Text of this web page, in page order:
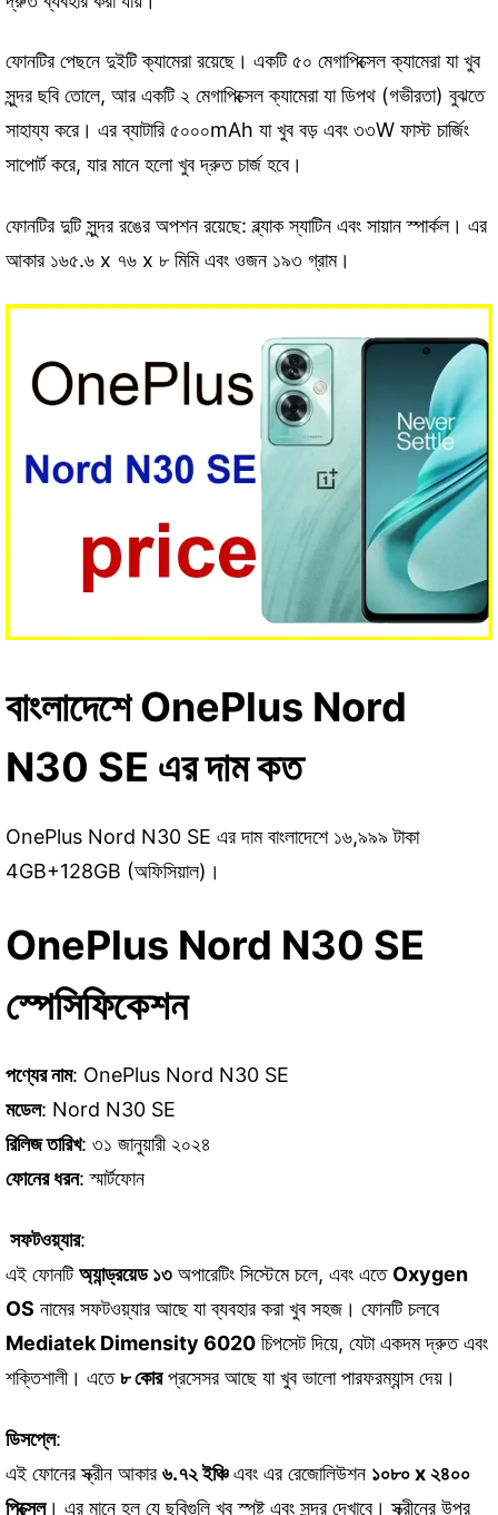
ফোনটির পেছনে দুইটি ক্যামেরা রয়েছে। একটি ৫০ মেগাপিক্সেল ক্যামেরা যা খুব
সুন্দর ছবি তোলে, আর একটি ২ মেগাপিক্সেল ক্যামেরা যা ডিপথ (গভীরতা) বুঝতে
সাহায্য করে। এর ব্যাটারি ৫০০০mAh যা খুব বড় এবং ৩৩W ফাস্ট চার্জিং
সাপোর্ট করে, যার মানে হলো খুব দ্রুত চার্জ হবে।
ফোনটির দুটি সুন্দর রঙের অপশন রয়েছে: ব্ল্যাক স্যাটিন এবং সায়ান স্পার্কল। এর
আকার ১৬৫.৬ x ৭৬ x ৮ মিমি এবং ওজন ১৯৩ গ্রাম।
বাংলাদেশে OnePlus Nord
N30 SE এর দাম কত
OnePlus Nord N30 SE এর দাম বাংলাদেশে ১৬,৯৯৯ টাকা
4GB+128GB (অফিসিয়াল)।
OnePlus Nord N30 SE
স্পেসিফিকেশন
পণ্যের নাম: OnePlus Nord N30 SE
মডেল: Nord N30 SE
রিলিজ তারিখ: ৩১ জানুয়ারী ২০২৪
ফোনের ধরন: স্মার্টফোন
সফটওয়্যার:
এই ফোনটিঅ্যান্ড্রয়েড ১৩ অপারেটিং সিস্টেমে চলে, এবং এতে Oxygen
OS নামের সফটওয়্যার আছে যা ব্যবহার করা খুব সহজ। ফোনটি চলবে
Mediatek Dimensity 6020 চিপসেট দিয়ে, যেটা একদম দ্রুত এবং
শক্তিশালী। এতে৮ কোরপ্রসেসর আছে যা খুব ভালো পারফরম্যান্স দেয়।
ডিসপ্লে:
এই ফোনের স্ক্রীন আকার৬.৭২ ইঞ্চিএবং এর রেজোলিউশন ১০৮০ x ২৪০০
পিক্সেল। এর মানে হল যে ছবিগুলি খুব স্পষ্ট এবং সুন্দর দেখাবে। স্ক্রীনের উপর